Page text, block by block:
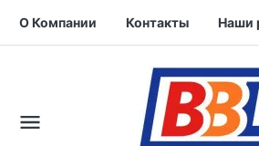
О Компании Контакты Наши